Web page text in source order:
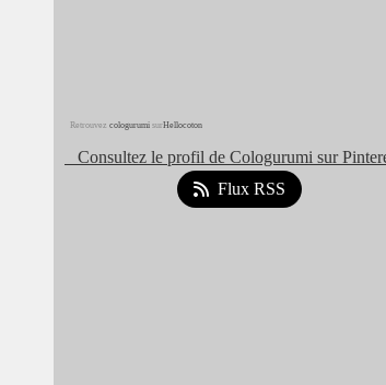
Retrouvez cologurumi surHellocoton
Consultez le profil de Cologurumi sur
Flux RSS